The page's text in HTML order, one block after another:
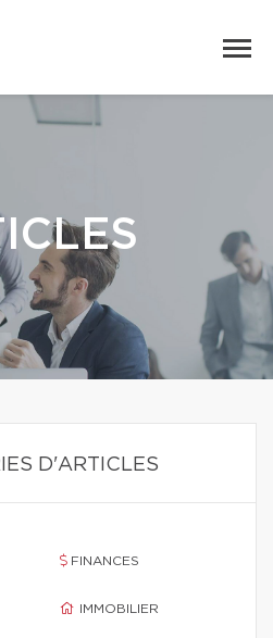
D'ARTICLES
FINANCES
IMMOBILIER